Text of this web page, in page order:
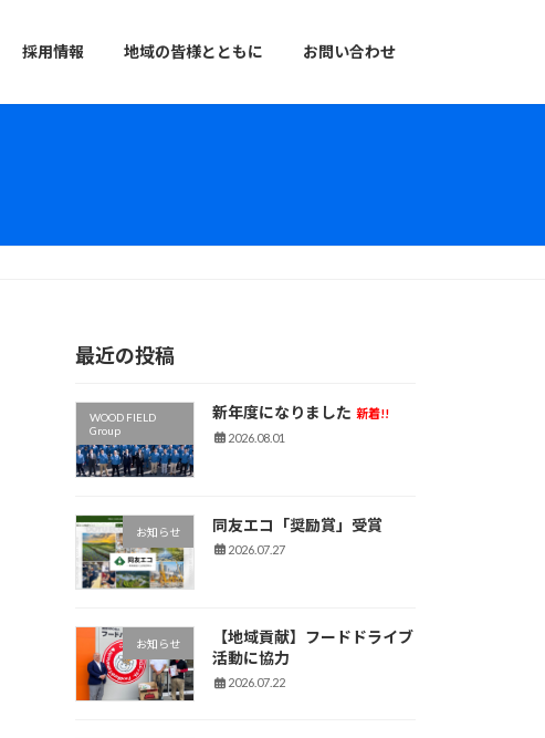
採用情報 地域の皆様とともに お問い合わせ
最近の投稿
WOOD FIELD
Group
新年度になりました 新着!!
2026.08.01
お知らせ 同友エコ「奨励賞」受賞
2026.07.27
お知らせ
【地域貢献】フードドライブ
活動に協力
2026.07.22